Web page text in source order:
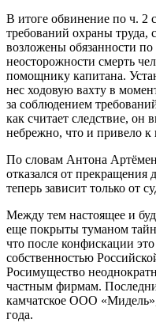
В итоге обвинение по ч.
требований охраны труда,
возложены обязанности
неосторожности смерть
помощнику капитана.
нес ходовую вахту в
за соблюдением
как считает следствие, он
небрежно, что и привело к
По словам Антона
отказался от прекращения
теперь зависит только от
Между тем настоящее и
еще покрыты туманом
что после конфискации
собственностью
Росимущество
частным фирмам.
камчатское ООО «Мидель»,
года.